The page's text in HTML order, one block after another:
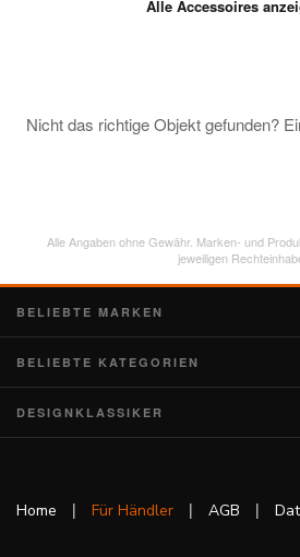
Alle Accessoires
Nicht das richtige Objekt gefunden?
Alle Angaben ohne Gewähr. Marken- und
jeweiligen
BELIEBTE MARKEN
BELIEBTE KATEGORIEN
DESIGNKLASSIKER
Home | Für Händler | AGB |